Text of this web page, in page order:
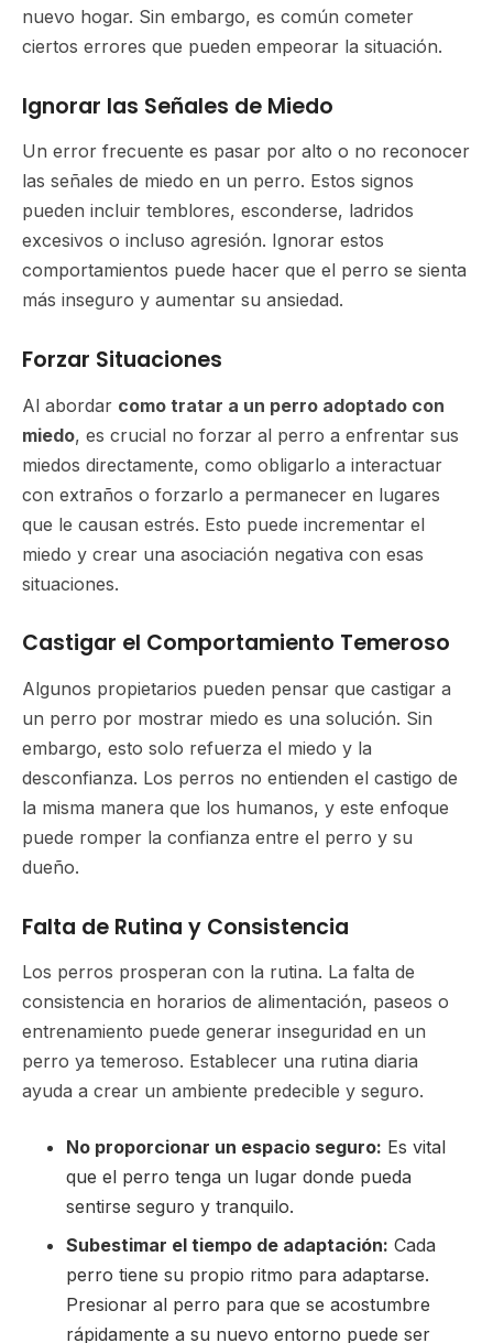
nuevo hogar. Sin embargo, es común cometer
ciertos errores que pueden empeorar la situación.
Ignorar las Señales de Miedo
Un error frecuente es pasar por alto o no reconocer
las señales de miedo en un perro. Estos signos
pueden incluir temblores, esconderse, ladridos
excesivos o incluso agresión. Ignorar estos
comportamientos puede hacer que el perro se sienta
más inseguro y aumentar su ansiedad.
Forzar Situaciones
Al abordar como tratar a un perro adoptado con
miedo, es crucial no forzar al perro a enfrentar sus
miedos directamente, como obligarlo a interactuar
con extraños o forzarlo a permanecer en lugares
que le causan estrés. Esto puede incrementar el
miedo y crear una asociación negativa con esas
situaciones.
Castigar el Comportamiento Temeroso
Algunos propietarios pueden pensar que castigar a
un perro por mostrar miedo es una solución. Sin
embargo, esto solo refuerza el miedo y la
desconfianza. Los perros no entienden el castigo de
la misma manera que los humanos, y este enfoque
puede romper la confianza entre el perro y su
dueño.
Falta de Rutina y Consistencia
Los perros prosperan con la rutina. La falta de
consistencia en horarios de alimentación, paseos o
entrenamiento puede generar inseguridad en un
perro ya temeroso. Establecer una rutina diaria
ayuda a crear un ambiente predecible y seguro.
No proporcionar un espacio seguro: Es vital
que el perro tenga un lugar donde pueda
sentirse seguro y tranquilo.
Subestimar el tiempo de adaptación: Cada
perro tiene su propio ritmo para adaptarse.
Presionar al perro para que se acostumbre
rápidamente a su nuevo entorno puede ser